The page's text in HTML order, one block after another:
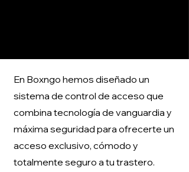
En Boxngo hemos diseñado un
sistema de control de acceso que
combina tecnología de vanguardia y
máxima seguridad para ofrecerte un
acceso exclusivo, cómodo y
totalmente seguro a tu trastero.